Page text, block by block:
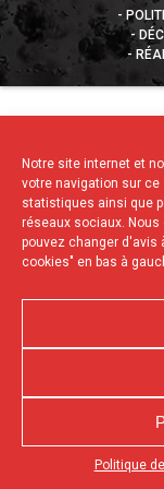
Notre site internet et
votre navigation sur
statistiques ainsi que
réseaux sociaux.
pouvez changer d'avis
cookies" en bas à
Politique
Appuyez sur le